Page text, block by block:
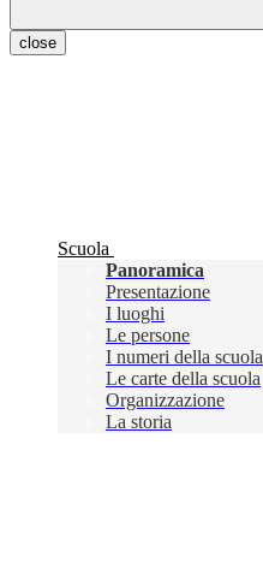
close
Scuola
Panoramica
Presentazione
I luoghi
Le persone
I numeri della scuola
Le carte della scuola
Organizzazione
La storia